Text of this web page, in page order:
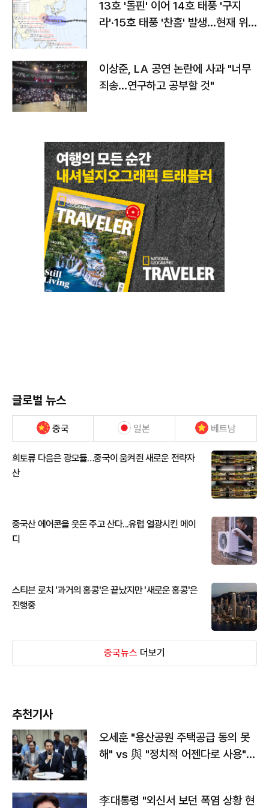
13호 '돌핀' 이어 14호 태풍 '구지
라'·15호 태풍 '찬홈' 발생…현재 위
이상준, LA 공연 논란에 사과 "너무
죄송…연구하고 공부할 것"
글로벌 뉴스
중국 일본 베트남
희토류 다음은 광모듈…중국이 움켜쥔 새로운 전략자
산
중국산 에어콘을 웃돈 주고 산다...유럽 열광시킨 메이
디
스티븐 로치 '과거의 홍콩'은 끝났지만 '새로운 홍콩'은
진행중
중국뉴스 더보기
추천기사
오세훈 "용산공원 주택공급 동의 못
해" vs 與 "정치적 어젠다로 사용"
李대통령 "외신서 보던 폭염 상황 현